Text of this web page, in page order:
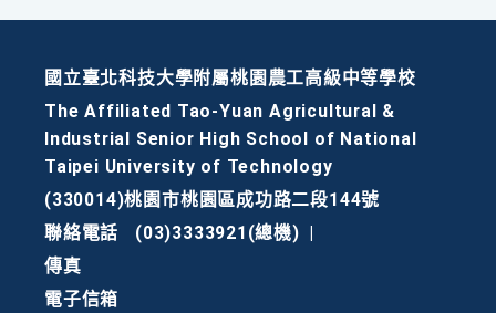
國立臺北科技大學附屬桃園農工高級中等學校
The Affiliated Tao-Yuan Agricultural &
Industrial Senior High School of National
Taipei University of Technology
(330014)桃園市桃園區成功路二段144號
聯絡電話
(03)3333921(總機)
傳真
電子信箱